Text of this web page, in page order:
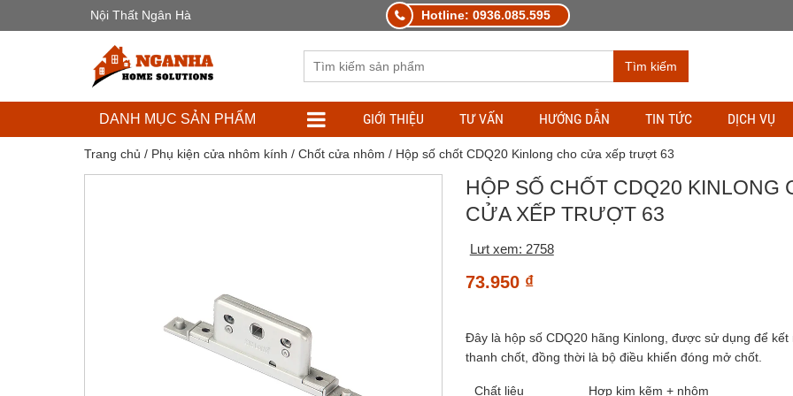
Nội Thất Ngân Hà Hotline: 0936.085.595
Tìm kiếm
DANH MỤC SẢN PHẨM GIỚI THIỆU TƯ VẤN HƯỚNG DẪN TIN TỨC DỊCH VỤ
Trang chủ / Phụ kiện cửa nhôm kính / Chốt cửa nhôm / Hộp số chốt CDQ20 Kinlong cho cửa xếp trượt 63
HỘP SỐ CHỐT CDQ20 KINLONG
CỬA XẾP TRƯỢT 63
Lưt xem: 2758
73.950 ₫
Đây là hộp số CDQ20 hãng Kinlong, được sử dụng để kết
thanh chốt, đồng thời là bộ điều khiển đóng mở chốt.
Chất liệu Hợp kim kẽm + nhôm